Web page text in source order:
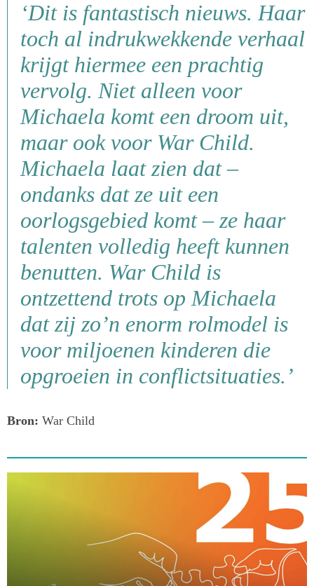
‘Dit is fantastisch nieuws. Haar
toch al indrukwekkende verhaal
krijgt hiermee een prachtig
vervolg. Niet alleen voor
Michaela komt een droom uit,
maar ook voor War Child.
Michaela laat zien dat –
ondanks dat ze uit een
oorlogsgebied komt – ze haar
talenten volledig heeft kunnen
benutten. War Child is
ontzettend trots op Michaela
dat zij zo’n enorm rolmodel is
voor miljoenen kinderen die
opgroeien in conflictsituaties.’
Bron: War Child